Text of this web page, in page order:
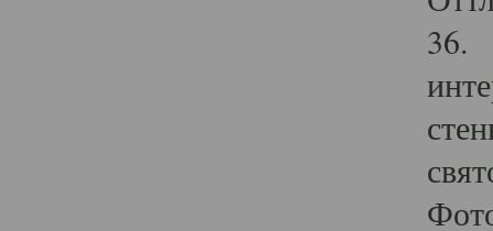
36.